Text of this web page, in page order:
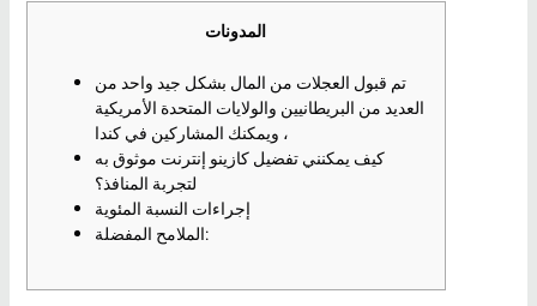
المدونات
تم قبول العجلات من المال بشكل جيد واحد من
العديد من البريطانيين والولايات المتحدة الأمريكية
، ويمكنك المشاركين في كندا
كيف يمكنني تفضيل كازينو إنترنت موثوق به
لتجربة المنافذ؟
إجراءات النسبة المئوية
الملامح المفضلة: